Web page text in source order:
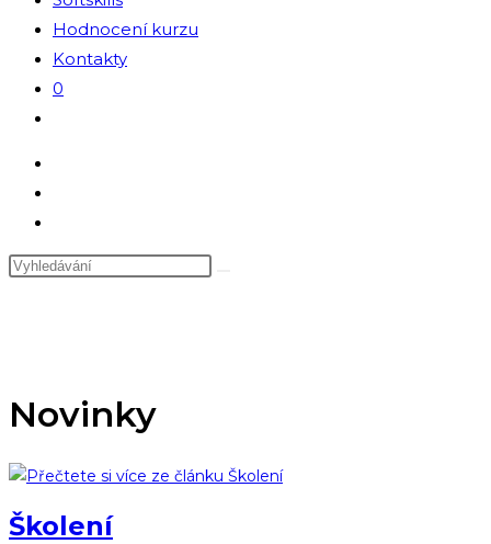
Hodnocení kurzu
Kontakty
0
Novinky
Školení